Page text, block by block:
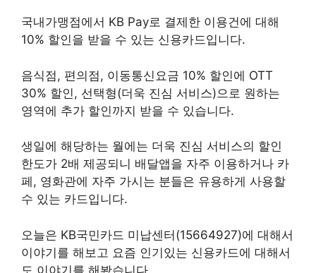
국내가맹점에서 KB Pay로 결제한 이용건에 대해
10% 할인을 받을 수 있는 신용카드입니다.
음식점, 편의점, 이동통신요금 10% 할인에 OTT
30% 할인, 선택형(더욱 진심 서비스)으로 원하는
영역에 추가 할인까지 받을 수 있습니다.
생일에 해당하는 월에는 더욱 진심 서비스의 할인
한도가 2배 제공되니 배달앱을 자주 이용하거나 카
페, 영화관에 자주 가시는 분들은 유용하게 사용할
수 있는 카드입니다.
오늘은 KB국민카드 미납센터(15664927)에 대해서
이야기를 해보고 요즘 인기있는 신용카드에 대해서
도 이야기를 해봤습니다.